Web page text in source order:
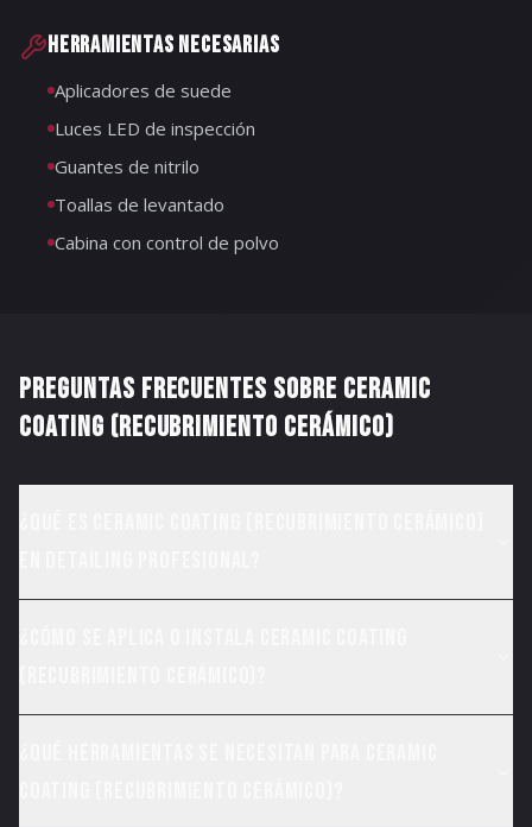
HERRAMIENTAS NECESARIAS
Aplicadores de suede
Luces LED de inspección
Guantes de nitrilo
Toallas de levantado
Cabina con control de polvo
PREGUNTAS FRECUENTES SOBRE CERAMIC
COATING (RECUBRIMIENTO CERÁMICO)